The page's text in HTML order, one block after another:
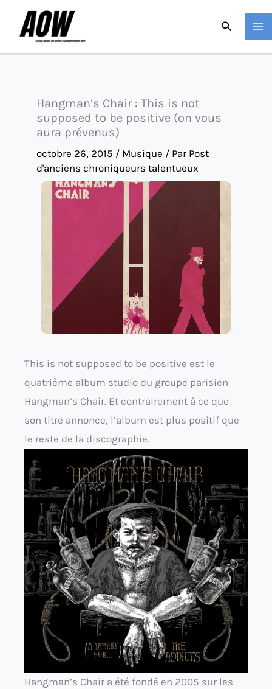
Hangman’s Chair : This is not
supposed to be positive (on vous
aura prévenus)
octobre 26, 2015 / Musique / Par Post
d'anciens chroniqueurs talentueux
This is not supposed to be positive est le
quatrième album studio du groupe parisien
Hangman’s Chair. Et contrairement à ce que
son titre annonce, l’album est plus positif que
le reste de la discographie.
Hangman’s Chair a été fondé en 2005 sur les